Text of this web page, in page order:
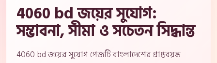
4060 bd জয়ের সুযোগ:
সম্ভাবনা, সীমা ও সচেতন সিদ্ধান্ত
4060 bd জয়ের সুযোগ পেজটি বাংলাদেশের প্রাপ্তবয়স্ক